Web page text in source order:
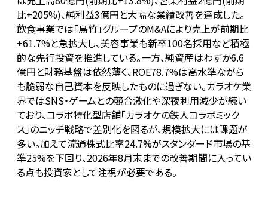
比+205%)、純利益3億円と大幅な業績改善を達成した。
飲食事業では「鳥竹」グループのM&Aにより売上が前期比
+61.7%と急拡大し、美容事業も新卒100名採用など積極
的な先行投資を推進している。一方、純資産はわずか6.6
億円と財務基盤は依然薄く、ROE78.7%は高水準ながら
も脆弱な自己資本を反映したものに過ぎない。カラオケ業
界ではSNS・ゲームとの競合激化や深夜利用減少が続い
ており、コラボ特化型店舗「カラオケの鉄人コラボミック
ス」のニッチ戦略で差別化を図るが、規模拡大には課題が
多い。加えて流通株式比率24.7%がスタンダード市場の基
準25%を下回り、2026年8月末までの改善期間に入ってい
る点も投資家として注視が必要である。